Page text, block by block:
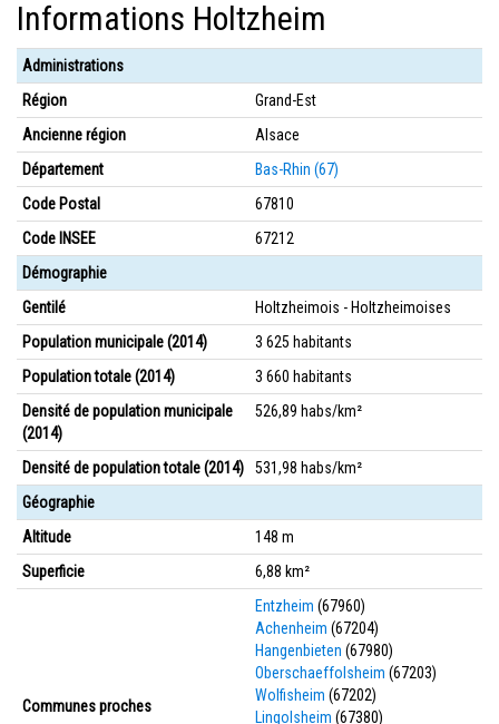
Informations Holtzheim
Administrations
Région
Grand-Est
Ancienne région
Alsace
Département
Bas-Rhin (67)
Code Postal
67810
Code INSEE
67212
Démographie
Gentilé
Holtzheimois - Holtzheimoises
Population municipale (2014)
3 625 habitants
Population totale (2014)
3 660 habitants
Densité de population municipale
(2014)
526,89 habs/km²
Densité de population totale (2014)
531,98 habs/km²
Géographie
Altitude
148 m
Superficie
6,88 km²
Communes proches
Entzheim (67960)
Achenheim (67204)
Hangenbieten (67980)
Oberschaeffolsheim (67203)
Wolfisheim (67202)
Lingolsheim (67380)